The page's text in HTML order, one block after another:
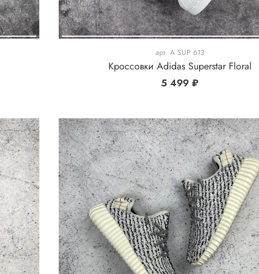
арт. A SUP 613
Кроссовки Adidas Superstar Floral
5 499 ₽